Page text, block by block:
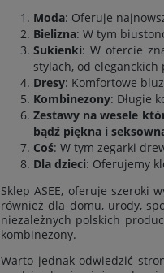
Moda: Oferuje
Bielizna: W tym
Sukienki: W ofercie
stylach, od eleganckich
Dresy: Komfortowe
Kombinezony: Długie
Zestawy na wesele
bądź piękna i
Coś: W tym zegarki
Dla dzieci: Oferujemy
Sklep ASEE, oferuje szeroki
również dla domu, urody,
niezależnych polskich
kombinezony.
Warto jednak odwiedzić